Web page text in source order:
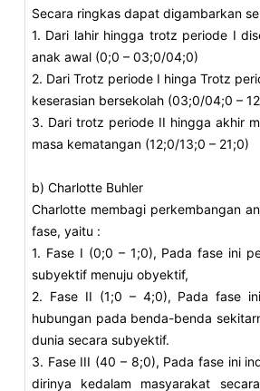
Secara ringkas dapat digambarkan
1. Dari lahir hingga trotz periode I
anak awal (0;0 – 03;0/04;0)
2. Dari Trotz periode I hinga Trotz
keserasian bersekolah (03;0/04;0 –
3. Dari trotz periode II hingga akhir
masa kematangan (12;0/13;0 – 21;0)
b) Charlotte Buhler
Charlotte membagi perkembangan
fase, yaitu :
1. Fase I (0;0 – 1;0), Pada fase ini
subyektif menuju obyektif,
2. Fase II (1;0 – 4;0), Pada fase
hubungan pada benda-benda
dunia secara subyektif.
3. Fase III (40 – 8;0), Pada fase ini
dirinya kedalam masyarakat